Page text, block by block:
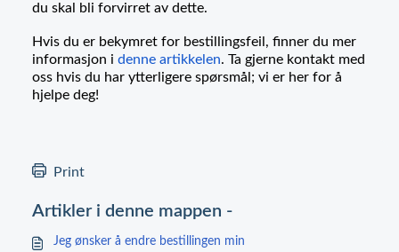
du skal bli forvirret av dette.
Hvis du er bekymret for bestillingsfeil, finner du mer
informasjon i denne artikkelen. Ta gjerne kontakt med
oss hvis du har ytterligere spørsmål; vi er her for å
hjelpe deg!
Print
Artikler i denne mappen -
Jeg ønsker å endre bestillingen min